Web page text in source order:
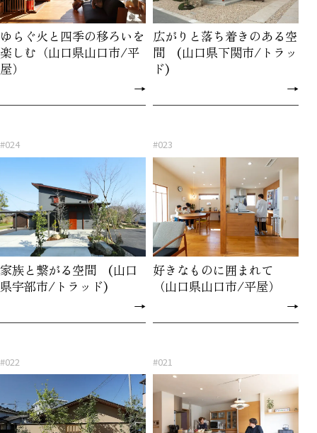
ゆらぐ火と四季の移ろいを
楽しむ（山口県山口市/平
屋）
→
広がりと落ち着きのある空
間 (山口県下関市/トラッ
ド)
→
#024
家族と繋がる空間 (山口
県宇部市/トラッド)
→
#023
好きなものに囲まれて
（山口県山口市/平屋）
→
#022 #021